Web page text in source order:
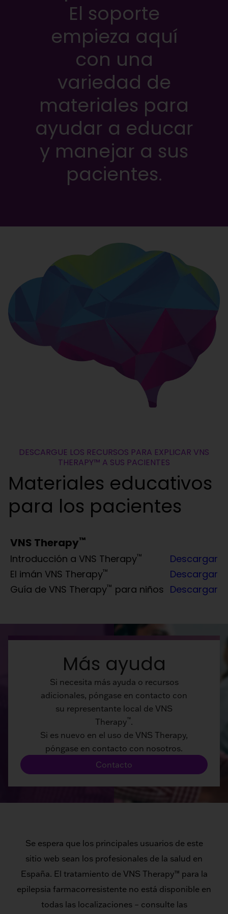
El soporte
empieza aquí
con una
variedad de
materiales para
ayudar a educar
y manejar a sus
pacientes.
DESCARGUE LOS RECURSOS PARA EXPLICAR VNS
THERAPY™ A SUS PACIENTES
Materiales educativos
para los pacientes
VNS Therapy™
Introducción a VNS Therapy™
Descargar
El imán VNS Therapy™
Descargar
Guía de VNS Therapy™ para niños Descargar
Más ayuda
Si necesita más ayuda o recursos
adicionales, póngase en contacto con
su representante local de VNS
Therapy™.
Si es nuevo en el uso de VNS Therapy,
póngase en contacto con nosotros.
Contacto
Se espera que los principales usuarios de este
sitio web sean los profesionales de la salud en
España. El tratamiento de VNS Therapy™ para la
epilepsia farmacorresistente no está disponible en
todas las localizaciones – consulte las